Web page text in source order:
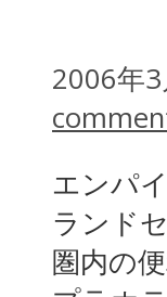
2006年
エンパ
ランド
圏内の